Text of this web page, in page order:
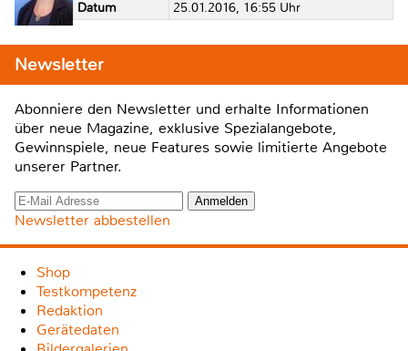
Datum
25.01.2016, 16:55 Uhr
Newsletter
Abonniere den Newsletter und erhalte Informationen
über neue Magazine, exklusive Spezialangebote,
Gewinnspiele, neue Features sowie limitierte Angebote
unserer Partner.
Newsletter abbestellen
Shop
Testkompetenz
Redaktion
Gerätedaten